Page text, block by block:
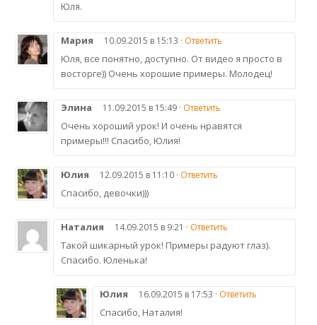
Юля.
Мария 10.09.2015 в 15:13 · Ответить
Юля, все понятно, доступно. От видео я просто в
восторге)) Очень хорошие примеры. Молодец!
Элина 11.09.2015 в 15:49 · Ответить
Очень хороший урок! И очень нравятся
примеры!!! Спасибо, Юлия!
Юлия 12.09.2015 в 11:10 · Ответить
Спасибо, девочки)))
Наталия 14.09.2015 в 9:21 · Ответить
Такой шикарный урок! Примеры радуют глаз).
Спасибо. Юленька!
Юлия 16.09.2015 в 17:53 · Ответить
Спасибо, Наталия!